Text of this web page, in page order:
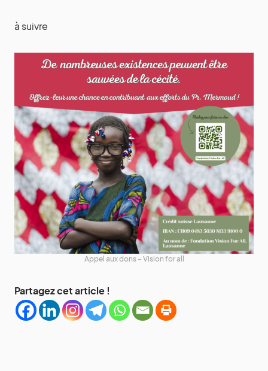
à suivre
Appel aux dons – Vision for all
Partagez cet article !